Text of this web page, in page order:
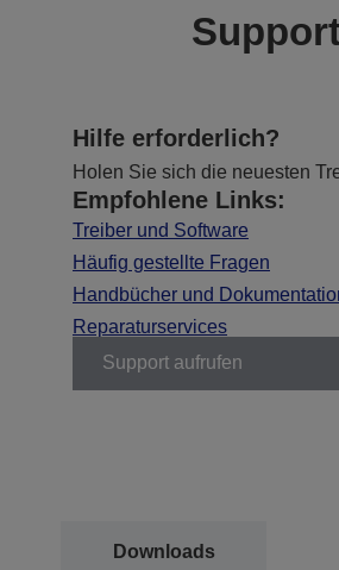
Hilfe erforderlich?
Holen Sie sich die neuesten
Empfohlene Links:
Treiber und Software
Häufig gestellte Fragen
Handbücher und
Reparaturservices
Support aufrufen
Downloads